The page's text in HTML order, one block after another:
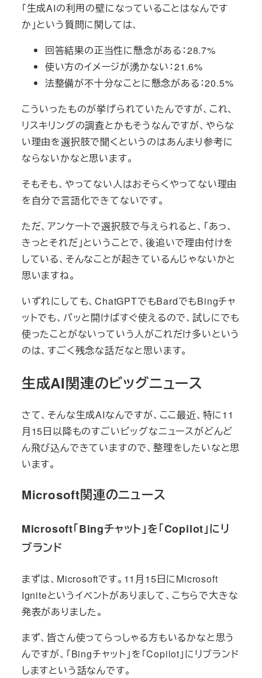
「生成AIの利用の壁になっていることはなんです
か」という質問に関しては、
回答結果の正当性に懸念がある：28.7%
使い方のイメージが湧かない：21.6%
法整備が不十分なことに懸念がある：20.5%
こういったものが挙げられていたんですが、これ、
リスキリングの調査とかもそうなんですが、やらな
い理由を選択肢で聞くというのはあんまり参考に
ならないかなと思います。
そもそも、やってない人はおそらくやってない理由
を自分で言語化できてないです。
ただ、アンケートで選択肢で与えられると、「あっ、
きっとそれだ」ということで、後追いで理由付けを
している、そんなことが起きているんじゃないかと
思いますね。
いずれにしても、ChatGPTでもBardでもBingチャ
ットでも、パッと開けばすぐ使えるので、試しにでも
使ったことがないっていう人がこれだけ多いという
のは、すごく残念な話だなと思います。
生成AI関連のビッグニュース
さて、そんな生成AIなんですが、ここ最近、特に11
月15日以降ものすごいビッグなニュースがどんど
ん飛び込んできていますので、整理をしたいなと思
います。
Microsoft関連のニュース
Microsoft「Bingチャット」を「Copilot」にリ
ブランド
まずは、Microsoftです。11月15日にMicrosoft
Igniteというイベントがありまして、こちらで大きな
発表がありました。
まず、皆さん使ってらっしゃる方もいるかなと思う
んですが、「Bingチャット」を「Copilot」にリブランド
しますという話なんです。